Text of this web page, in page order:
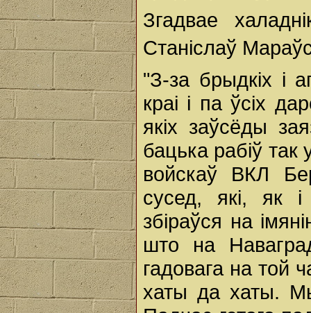
Згадвае
Станіслаў
"З-за брыдкіх і
краі і па ўсіх
якіх заўсёды
бацька рабіў
войскаў ВКЛ
сусед, які, як
збіраўся на
што на
гадовага на той
хаты да хаты.